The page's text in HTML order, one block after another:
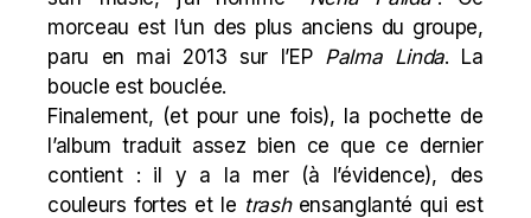
morceau est l’un des plus anciens du groupe,
paru en mai 2013 sur l’EP Palma Linda. La
boucle est bouclée.
Finalement, (et pour une fois), la pochette de
l’album traduit assez bien ce que ce dernier
contient : il y a la mer (à l’évidence), des
couleurs fortes et le trash ensanglanté qui est